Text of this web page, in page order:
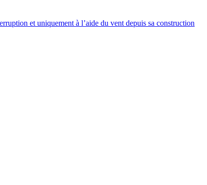
et uniquement à l’aide du vent depuis sa construction